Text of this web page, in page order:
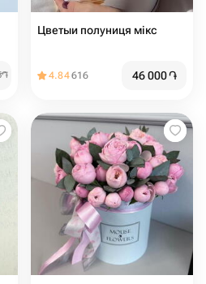
֏
Цветыи полуниця мікс
4.84616 46 000֏